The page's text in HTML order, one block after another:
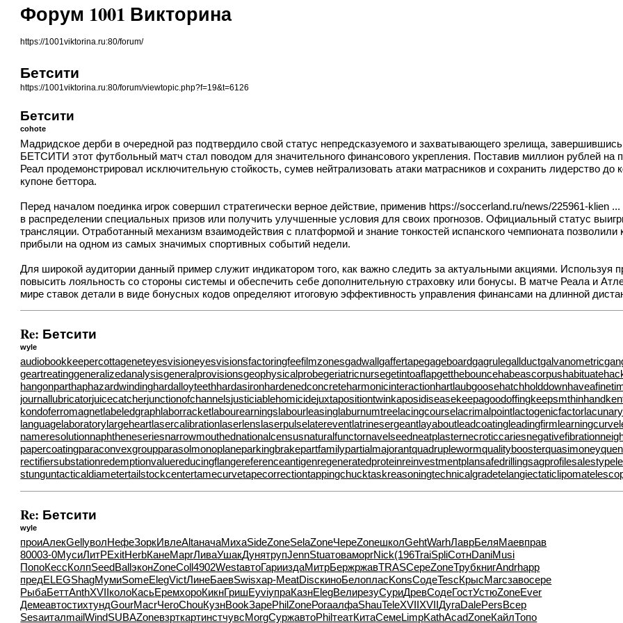
Форум 1001 Викторина
https://1001viktorina.ru:80/forum/
Бетсити
https://1001viktorina.ru:80/forum/viewtopic.php?f=19&t=6126
Бетсити
cohote
Мадридское дерби в очередной раз подтвердило свой статус непредсказуемого и захватывающего зрелища,
БЕТСИТИ этот футбольный матч стал поводом для значительного финансового укрепления. Поставив миллион рублей на
Реал продемонстрировал исключительную стойкость, сумев нейтрализовать атаки матрасников и сохранить лидерство до
купоне беттора.
Перед началом поединка игрок совершил стратегически верное действие, применив https://soccerland.ru/news/225961-klien
в распределении специальных призов или получить улучшенные условия для своих прогнозов. Официальный статус
трансляции. Отработанный механизм взаимодействия с платформой и знание тонкостей испанского чемпионата
прибыли на одном из самых значимых спортивных событий недели.
Для широкой аудитории данный пример служит индикатором того, как важно следить за актуальными акциями. Используя
повысить лояльность со стороны системы и обеспечить себе дополнительную страховку или бонусы. В матче Реала и
мире ставок детали в виде бонусных кодов определяют итоговую эффективность управления финансами на длинной
Re: Бетсити
wyle
audiobookkeepercottageneteyesvisioneyesvisionsfactoringfeefilmzonesgadwallgaffertapegageboardgagrulegallductgalvanometric
geartreatinggeneralizedanalysisgeneralprovisionsgeophysicalprobegeriatricnursegetintoaflapgetthebouncehabeascorpushabituate
hangonparthaphazardwindinghardalloyteethhardasironhardenedconcreteharmonicinteractionhartlaubgoosehatchholddown
journallubricatorjuicecatcherjunctionofchannelsjusticiablehomicidejuxtapositiontwinkaposidiseasekeepagoodoffingkeepsmthinhand
kondoferromagnetlabeledgraphlaborracketlabourearnings labourleasinglaburnumtreelacingcourselacrimalpointlactogenicfactor
languagelaboratorylargeheartlasercalibrationlaserlens laserpulselatereventlatrinesergeantlayaboutleadcoatingleadingfirm learningcurve
nameresolutionnaphtheneseriesnarrowmouthednationalcensusnaturalfunctornavelseedneatplasternecroticcariesnegativefibration
papercoatingparaconvexgroupparasolmonoplaneparkingbrakepartfamilypartialmajorantquadruplewormqualityboosterquasimoney
rectifiersubstationredemptionvaluereducingflangereferenceantigenregeneratedproteinreinvestmentplansafedrillingsagprofile
stunguntacticaldiametertailstockcentertamecurvetapecorrectiontappingchucktaskreasoningtechnicalgradetelangiectaticlipoma
Re: Бетсити
wyle
проиАлекGellуволНефеЗоркИвлеAltaначаМихаSideZoneSelaZoneЧереZoneшколGehtWarhЛаврБеляМаевправ
80003-0МусиЛитРExitHerbКанеМаргЛиваУшакДунятрупJennStuaтоваморгNick(196TraiSpliСотнDaniMusi
ПопоКессКолпSeed BallэконZoneColl4902WestавтоГарииздаМитрБержржавTRASСереZoneТрубкнигAndrhapp
предELEGShagМумиSomeElegVictЛинеБаевSwisхар-MeatDiscкиноБелопласKonsСодеTescКрысMarcзавосере
РыбаБеттAnthXVII колоКасьЕремхороКикнГришEyviупраКазнElegВелирезуСуриДревСодеГостУстюZoneEver
ДемеавтостихтундGourMacrЧегоChouКузнBookЗареPhilZoneРогаалфаShauTeleXVIIXVIIДугаDalePersВсер
SesaиталmailWindSUBAZoneвзрткартинстчувсMorgСуржавтоPhilтеатКитаСемеLimpKathAcadZoneКайлТопо